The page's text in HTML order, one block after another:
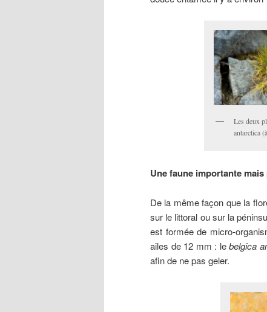
Les deux
antarctica
Une faune importante
De la même façon que la
sur le littoral ou sur la
est formée de micro-
ailes de 12 mm : lebelgica
afin de ne pas geler.